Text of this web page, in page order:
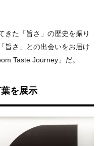
きた「旨さ」の歴史を振り
旨さ」との出会いをお届け
Taste Journey」だ。
を展示